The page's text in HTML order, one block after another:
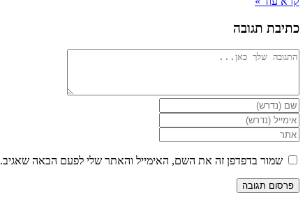
כתיבת תגובה
להגיב
הזן
את
השם
שלך
או
שם
משתמש
כדי
הזן
את
כתובת
דואר
האלקטרוני
שלך
כדי
הזן
את
כתובת
האינטרנט
שלך
שמור בדפדפן זה את השם, האימייל והאתר שלי לפעם הבאה שאגיב.